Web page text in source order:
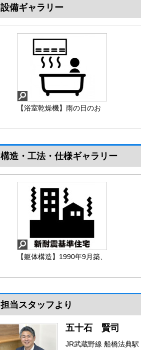
設備ギャラリー
【浴室乾燥機】
【浴室乾燥機】雨の日のお
す
構造・工法・仕様ギャラリー
【躯体構造】
【躯体構造】1990年9月築、
担当スタッフより
五十石 賢司
JR武蔵野線 船橋法典